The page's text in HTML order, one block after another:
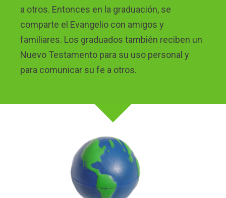
a otros. Entonces en la graduación, se
comparte el Evangelio con amigos y
familiares. Los graduados también reciben un
Nuevo Testamento para su uso personal y
para comunicar su fe a otros.